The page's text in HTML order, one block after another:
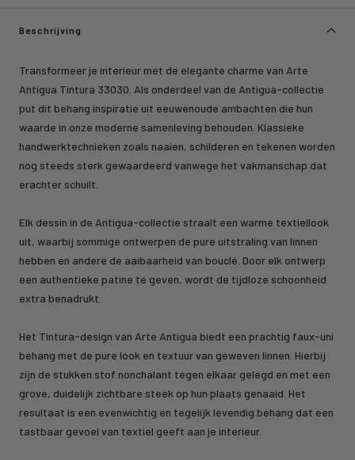
Beschrijving
Transformeer je interieur met de elegante charme van Arte
Antigua Tintura 33030. Als onderdeel van de Antigua-collectie
put dit behang inspiratie uit eeuwenoude ambachten die hun
waarde in onze moderne samenleving behouden. Klassieke
handwerktechnieken zoals naaien, schilderen en tekenen worden
nog steeds sterk gewaardeerd vanwege het vakmanschap dat
erachter schuilt.
Elk dessin in de Antigua-collectie straalt een warme textiellook
uit, waarbij sommige ontwerpen de pure uitstraling van linnen
hebben en andere de aaibaarheid van bouclé. Door elk ontwerp
een authentieke patine te geven, wordt de tijdloze schoonheid
extra benadrukt.
Het Tintura-design van Arte Antigua biedt een prachtig faux-uni
behang met de pure look en textuur van geweven linnen. Hierbij
zijn de stukken stof nonchalant tegen elkaar gelegd en met een
grove, duidelijk zichtbare steek op hun plaats genaaid. Het
resultaat is een evenwichtig en tegelijk levendig behang dat een
tastbaar gevoel van textiel geeft aan je interieur.